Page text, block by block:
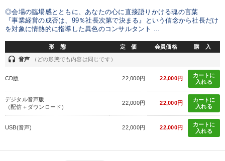
◎会場の臨場感とともに、あなたの心に直接語りかける魂の言葉
『事業経営の成否は、99％社長次第で決まる』という信念から社長だけ
を対象に情熱的に指導した異色のコンサルタント ...
形 態 定 価 会員価格 購 入
headset 音声 （どの形態でも内容は同じです）
CD版 22,000円 22,000円
カートに
入れる
デジタル音声版
（配信＋ダウンロード）
22,000円 22,000円
カートに
入れる
USB(音声) 22,000円 22,000円
カートに
入れる